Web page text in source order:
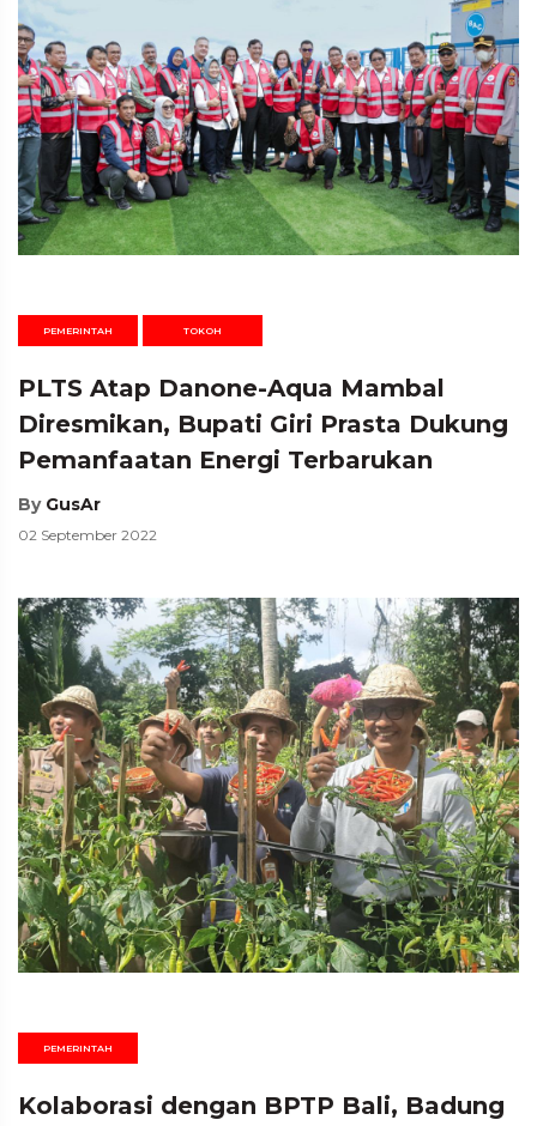
PEMERINTAH TOKOH
PLTS Atap Danone-Aqua Mambal
Diresmikan, Bupati Giri Prasta Dukung
Pemanfaatan Energi Terbarukan
By GusAr
02 September 2022
PEMERINTAH
Kolaborasi dengan BPTP Bali, Badung